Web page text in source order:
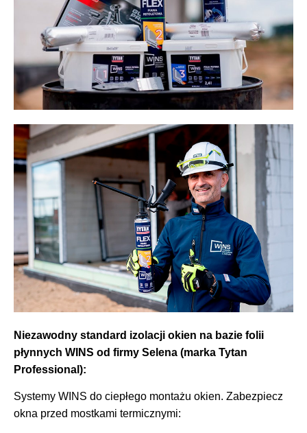
Niezawodny standard izolacji okien na bazie folii
płynnych WINS od firmy Selena (marka Tytan
Professional):
Systemy WINS do ciepłego montażu okien. Zabezpiecz
okna przed mostkami termicznymi: